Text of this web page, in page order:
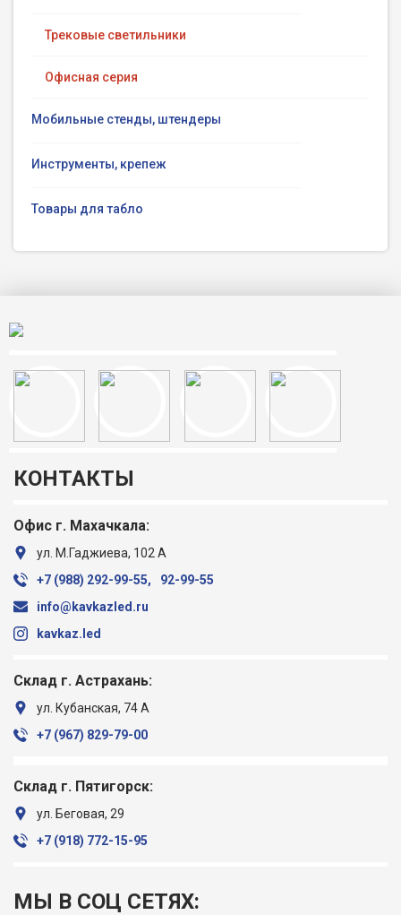
Трековые светильники
Офисная серия
Мобильные стенды, штендеры
Инструменты, крепеж
Товары для табло
КОНТАКТЫ
Офис г. Махачкала:
ул. М.Гаджиева, 102 А
+7 (988) ‎292-99-55,
92-99-55
info@kavkazled.ru
kavkaz.led
Склад г. Астрахань:
ул. Кубанская, 74 А
+7 (967) ‎829-79-00
Склад г. Пятигорск:
ул. Беговая, 29
+7 (918) ‎772-15-95
МЫ В СОЦ СЕТЯХ: